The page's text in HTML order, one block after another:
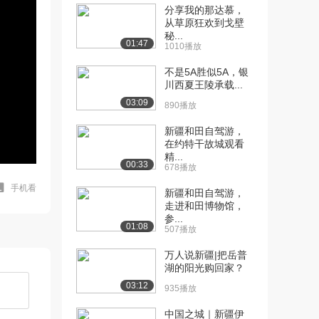
手机看
01:47
分享我的那达慕，
从草原狂欢到戈壁
秘...
1010播放
03:09
不是5A胜似5A，银
川西夏王陵承载...
890播放
00:33
新疆和田自驾游，
在约特干故城观看
精...
678播放
01:08
新疆和田自驾游，
走进和田博物馆，
参...
507播放
03:12
万人说新疆|把岳普
湖的阳光购回家？
935播放
中国之城｜新疆伊